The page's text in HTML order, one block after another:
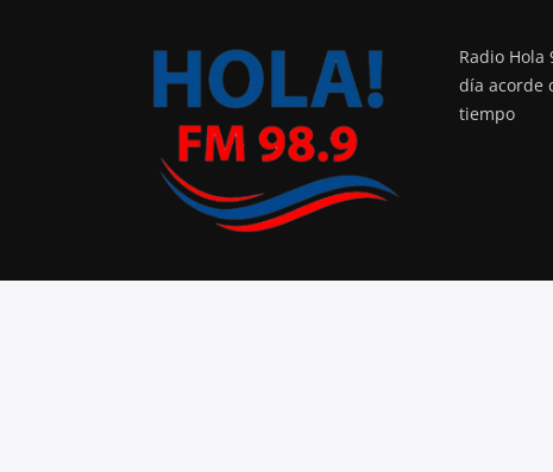
Radio Hola
día acorde
tiempo